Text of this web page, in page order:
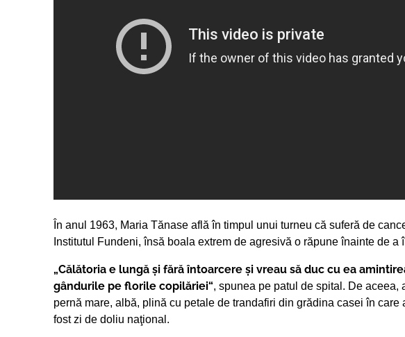
În anul 1963, Maria Tănase află în timpul unui turneu că suferă de
Institutul Fundeni, însă boala extrem de agresivă o răpune înainte de a
„Călătoria e lungă și fără întoarcere și vreau să duc cu ea
gândurile pe florile copilăriei“, spunea pe patul de spital. De aceea,
pernă mare, albă, plină cu petale de trandafiri din grădina casei în
fost zi de doliu naţional.